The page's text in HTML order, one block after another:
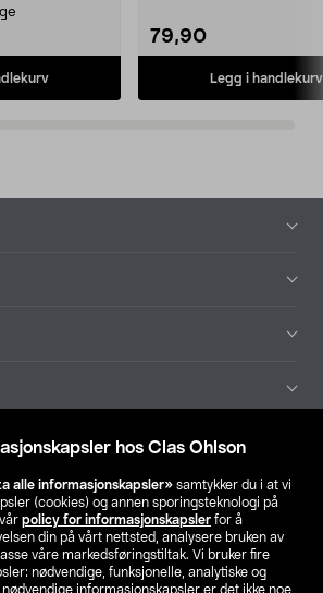
hos Clas Ohlson
alle informasjonskapsler» samtykker du i at vi
(cookies) og annen sporingsteknologi på
policy for informasjonskapsler for å
din på vårt nettsted, analysere bruken av
våre markedsføringstiltak. Vi bruker fire
nødvendige, funksjonelle, analytiske og
informasjonskapsler er det ikke noe
79,90
Legg i handlekurv
Finn din butikk
SE NO FI